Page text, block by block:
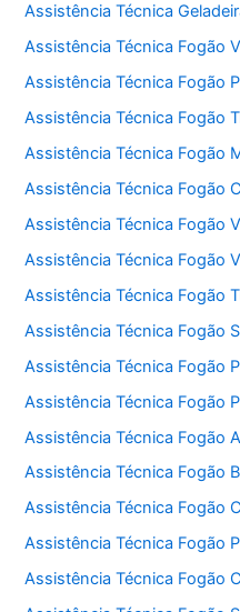
Assistência Técnica
Assistência Técnica Fogão
Assistência Técnica Fogão
Assistência Técnica Fogão
Assistência Técnica Fogão
Assistência Técnica Fogão
Assistência Técnica Fogão
Assistência Técnica Fogão
Assistência Técnica Fogão
Assistência Técnica Fogão
Assistência Técnica Fogão
Assistência Técnica Fogão
Assistência Técnica Fogão
Assistência Técnica Fogão
Assistência Técnica Fogão
Assistência Técnica Fogão
Assistência Técnica Fogão